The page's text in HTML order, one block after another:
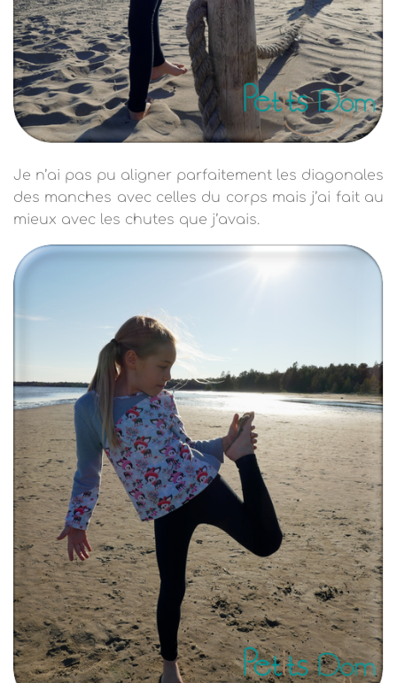
Je n’ai pas pu aligner parfaitement les diagonales
des manches avec celles du corps mais j’ai fait au
mieux avec les chutes que j’avais.